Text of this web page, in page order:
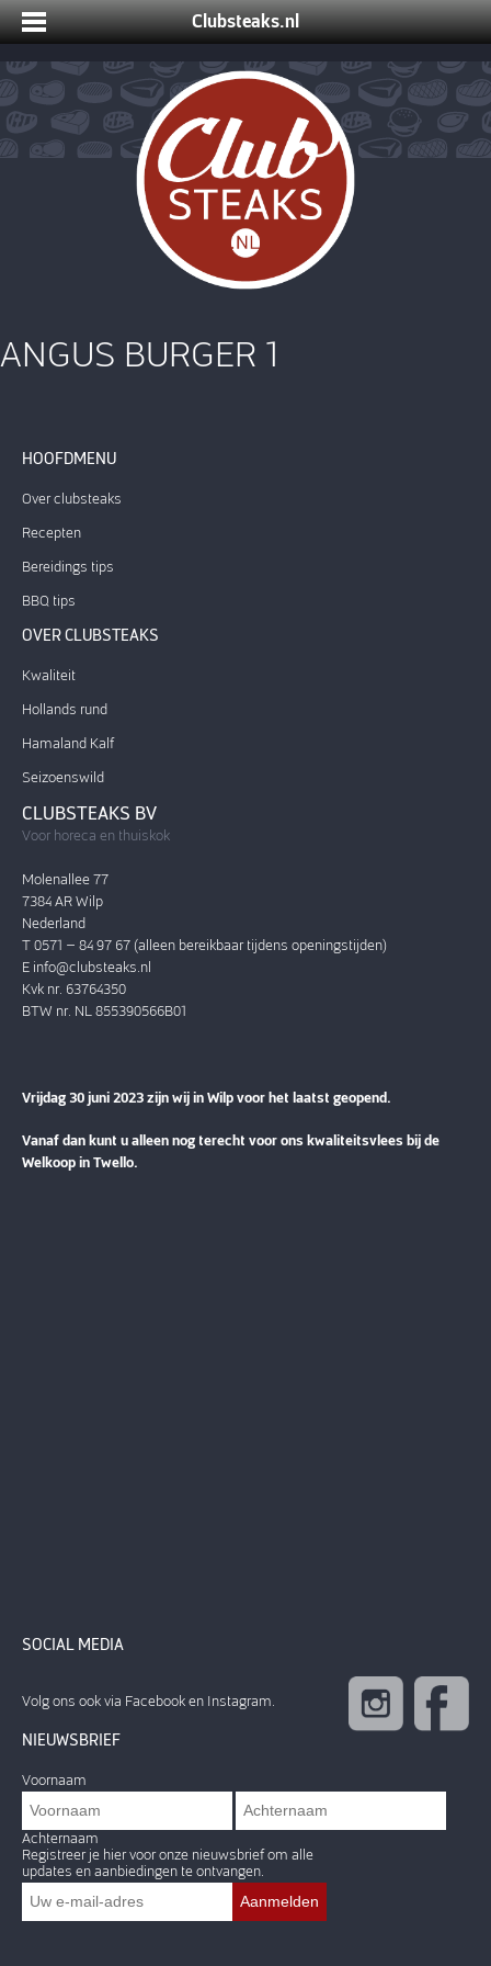
Clubsteaks.nl
ANGUS BURGER 1
HOOFDMENU
Over clubsteaks
Recepten
Bereidings tips
BBQ tips
OVER CLUBSTEAKS
Kwaliteit
Hollands rund
Hamaland Kalf
Seizoenswild
CLUBSTEAKS BV
Voor horeca en thuiskok
Molenallee 77
7384 AR Wilp
Nederland
T 0571 – 84 97 67 (alleen bereikbaar tijdens openingstijden)
E info@clubsteaks.nl
Kvk nr. 63764350
BTW nr. NL 855390566B01
Vrijdag 30 juni 2023 zijn wij in Wilp voor het laatst geopend.
Vanaf dan kunt u alleen nog terecht voor ons kwaliteitsvlees bij de
Welkoop in Twello.
SOCIAL MEDIA
Volg ons ook via Facebook en Instagram.
NIEUWSBRIEF
Voornaam
Achternaam
Registreer je hier voor onze nieuwsbrief om alle
updates en aanbiedingen te ontvangen.